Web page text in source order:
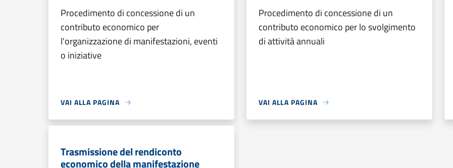
Procedimento di concessione di un
contributo economico per
l'organizzazione di manifestazioni, eventi
o iniziative
VAI ALLA PAGINA
Procedimento di concessione di un
contributo economico per lo svolgimento
di attività annuali
VAI ALLA PAGINA
Trasmissione del rendiconto
economico della manifestazione